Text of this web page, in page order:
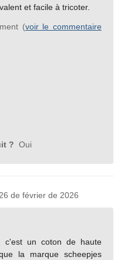
et facile à tricoter.
(voir le commentaire
? Oui
de février de 2026
c'est un coton de haute
la marque scheepjes